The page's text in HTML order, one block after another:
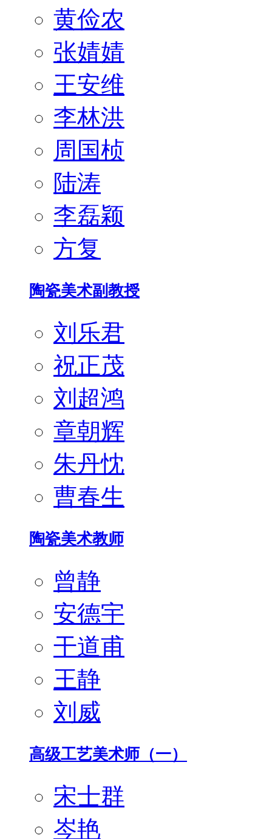
黄俭农
张婧婧
王安维
李林洪
周国桢
陆涛
李磊颖
方复
陶瓷美术副教授
刘乐君
祝正茂
刘超鸿
章朝辉
朱丹忱
曹春生
陶瓷美术教师
曾静
安德宇
干道甫
王静
刘威
高级工艺美术师（一）
宋士群
岑艳